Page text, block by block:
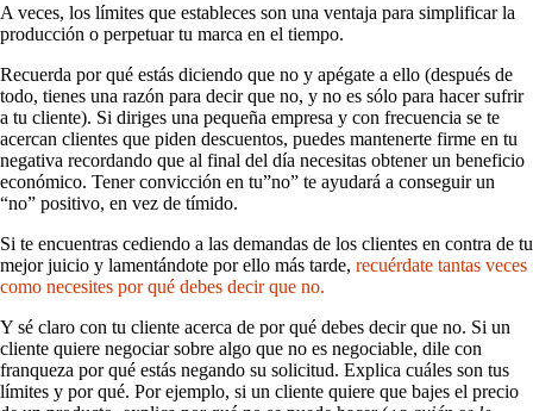
A veces, los límites que estableces son una ventaja para simplificar la
producción o perpetuar tu marca en el tiempo.
Recuerda por qué estás diciendo que no y apégate a ello (después de
todo, tienes una razón para decir que no, y no es sólo para hacer sufrir
a tu cliente). Si diriges una pequeña empresa y con frecuencia se te
acercan clientes que piden descuentos, puedes mantenerte firme en tu
negativa recordando que al final del día necesitas obtener un beneficio
económico. Tener convicción en tu”no” te ayudará a conseguir un
“no” positivo, en vez de tímido.
Si te encuentras cediendo a las demandas de los clientes en contra de tu
mejor juicio y lamentándote por ello más tarde, recuérdate tantas veces
como necesites por qué debes decir que no.
Y sé claro con tu cliente acerca de por qué debes decir que no. Si un
cliente quiere negociar sobre algo que no es negociable, dile con
franqueza por qué estás negando su solicitud. Explica cuáles son tus
límites y por qué. Por ejemplo, si un cliente quiere que bajes el precio